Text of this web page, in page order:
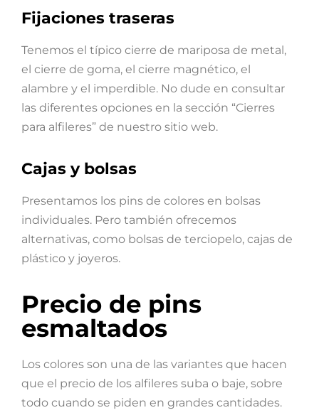
Fijaciones traseras
Tenemos el típico cierre de mariposa de metal,
el cierre de goma, el cierre magnético, el
alambre y el imperdible. No dude en consultar
las diferentes opciones en la sección “Cierres
para alfileres” de nuestro sitio web.
Cajas y bolsas
Presentamos los pins de colores en bolsas
individuales. Pero también ofrecemos
alternativas, como bolsas de terciopelo, cajas de
plástico y joyeros.
Precio de pins
esmaltados
Los colores son una de las variantes que hacen
que el precio de los alfileres suba o baje, sobre
todo cuando se piden en grandes cantidades.